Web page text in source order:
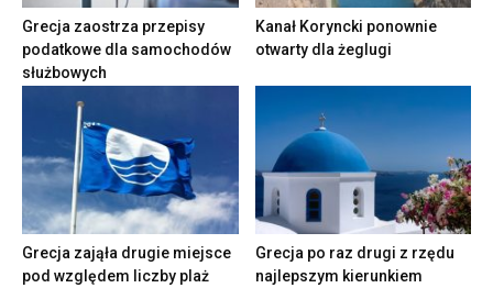
Grecja zaostrza przepisy
podatkowe dla samochodów
służbowych
Kanał Koryncki ponownie
otwarty dla żeglugi
Grecja zająła drugie miejsce
pod względem liczby plaż
Grecja po raz drugi z rzędu
najlepszym kierunkiem